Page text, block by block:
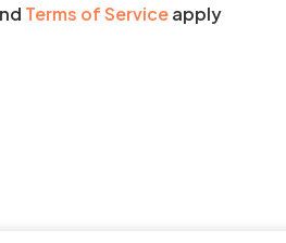
Terms of Serviceapply